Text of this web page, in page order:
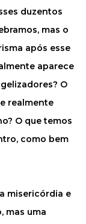
duzentos
mas o
após esse
aparece
O
realmente
O que temos
como bem
misericórdia e
mas uma